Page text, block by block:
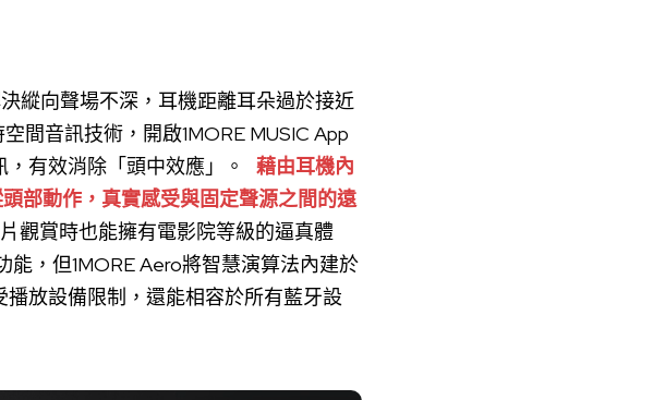
縱向聲場不深，耳機距離耳朵過於接近
間音訊技術，開啟1MORE MUSIC App
有效消除「頭中效應」。
藉由耳機內
部動作，真實感受與固定聲源之間的遠
片觀賞時也能擁有電影院等級的逼真體
，但1MORE Aero將智慧演算法內建於
放設備限制，還能相容於所有藍牙設